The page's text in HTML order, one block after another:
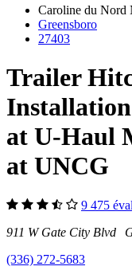
Caroline du Nord
Greensboro
27403
Trailer
at U-Haul
at UNCG
9 475
911 W Gate City Blvd
(336) 272-5683